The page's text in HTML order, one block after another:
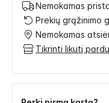
Nemokamas
Prekių grąžinimo
Nemokamas
Tikrinti likutį